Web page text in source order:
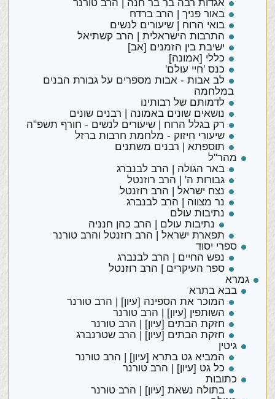
אגדות רבה בר בר חנה | הרב טורנר
באור פניך | הרב ברדח
בואי הרוח | שיעורים לנשים
התרבות הישראלית | הרב קשתיאל
ישיבת בין הזמנים [אב]
כללי [אמונה]
כנס 'חיי עולם'
לב אבות - אבות מספרים על גבורת הבנים
במלחמה
לדמותם של רבותינו
נושאים שונים באמונה | רבנים שונים
רק בגלל הרוח | שיעורים לנשים - חורף תשפ"ה
שיעורי חיזוק - מלחמת חרבות ברזל
תוספתא | רבנים משתנים
מהר"ל
באר הגולה | הרב לבנברג
גבורות ה' | הרב רוזנטל
נצח ישראל | הרב רוזנטל
נר מצווה | הרב לבנברג
נתיבות עולם
נתיבות עולם | הרב כהן חנניה
תפארת ישראל | הרב רוזנטל והרב טורנר
ספרי יסוד
נפש החיים | הרב לבנברג
ספר העיקרים | הרב רוזנטל
גמרא
בבא בתרא
המוכר את הספינה [עיון] | הרב טורנר
השותפין [עיון] | הרב טורנר
חזקת הבתים [עיון] | הרב טורנר
חזקת הבתים [עיון] | הרב שטרנברג
גיטין
המביא גט בתרא [עיון] | הרב טורנר
כל גט [עיון] | הרב טורנר
כתובות
בתולה נשאת [עיון] | הרב טורנר